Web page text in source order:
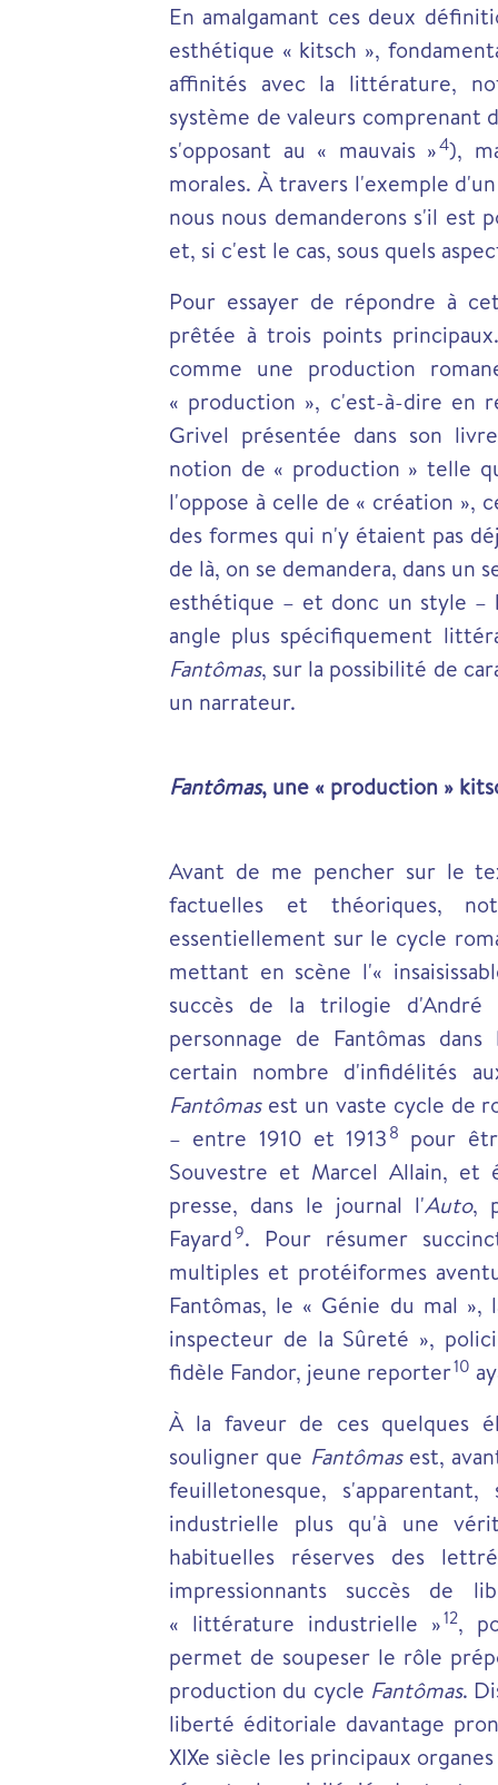
En amalgamant ces deux
esthétique « kitsch »,
affinités avec la littérature,
système de valeurs comprenant
s'opposant au « mauvais »4),
morales. À travers l'exemple
nous nous demanderons s'il est
et, si c'est le cas, sous quels
Pour essayer de répondre à
prêtée à trois points
comme une production
« production », c'est-à-dire en
Grivel présentée dans son
notion de « production » telle
l'oppose à celle de « création »,
des formes qui n'y étaient pas
de là, on se demandera, dans un
esthétique – et donc un style –
angle plus spécifiquement
Fantômas, sur la possibilité de
un narrateur.
Fantômas, une « production »
Avant de me pencher sur le
factuelles et théoriques,
essentiellement sur le cycle
mettant en scène l'«
succès de la trilogie d'André
personnage de Fantômas
certain nombre d'infidélités
Fantômasest un vaste cycle de
– entre 1910 et 19138 pour
Souvestre et Marcel Allain,
presse, dans le journal l'Auto,
Fayard9. Pour résumer
multiples et protéiformes
Fantômas, le « Génie du mal
inspecteur de la Sûreté »,
fidèle Fandor, jeune reporter10
À la faveur de ces quelques
souligner que Fantômasest,
feuilletonesque,
industrielle plus qu'à une
habituelles réserves des
impressionnants succès de
« littérature industrielle »12,
permet de soupeser le rôle
production du cycle Fantômas.
liberté éditoriale davantage
XIXe siècle les principaux